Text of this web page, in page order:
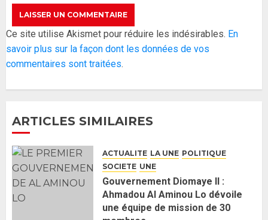
Ce site utilise Akismet pour réduire les indésirables. En
savoir plus sur la façon dont les données de vos
commentaires sont traitées.
ARTICLES SIMILAIRES
ACTUALITE LA UNE POLITIQUE
SOCIETE UNE
Gouvernement Diomaye II :
Ahmadou Al Aminou Lo dévoile
une équipe de mission de 30
4
Réintégration de Sonko à
l’Assemblée nationale : Adji
Mergane Kanouté défend la
5
Guy Marius Sagna inquiet après la
J’espère me tromper »
26 MAI 2026